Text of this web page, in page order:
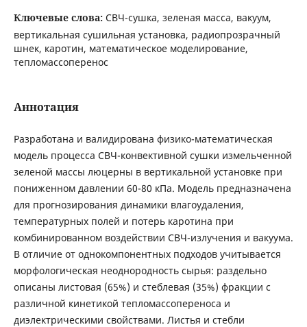
Ключевые слова: СВЧ-сушка, зеленая масса, вакуум,
вертикальная сушильная установка, радиопрозрачный
шнек, каротин, математическое моделирование,
тепломассоперенос
Аннотация
Разработана и валидирована физико-математическая
модель процесса СВЧ-конвективной сушки измельченной
зеленой массы люцерны в вертикальной установке при
пониженном давлении 60-80 кПа. Модель предназначена
для прогнозирования динамики влагоудаления,
температурных полей и потерь каротина при
комбинированном воздействии СВЧ-излучения и вакуума.
В отличие от однокомпонентных подходов учитывается
морфологическая неоднородность сырья: раздельно
описаны листовая (65%) и стеблевая (35%) фракции с
различной кинетикой тепломассопереноса и
диэлектрическими свойствами. Листья и стебли